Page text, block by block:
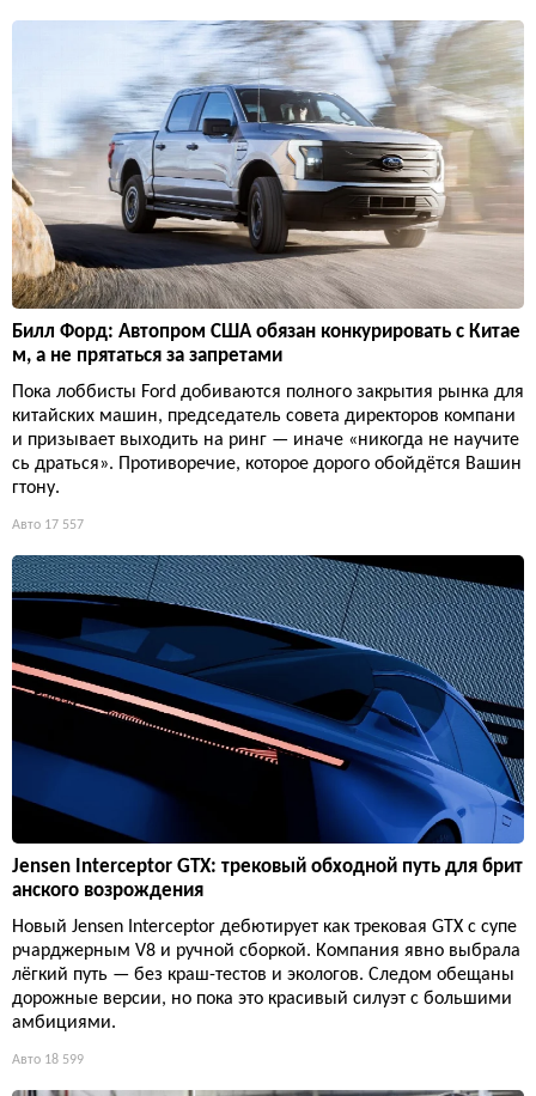
Билл Форд: Автопром США обязан конкурировать с Китае
м, а не прятаться за запретами
Пока лоббисты Ford добиваются полного закрытия рынка для
китайских машин, председатель совета директоров компани
и призывает выходить на ринг — иначе «никогда не научите
сь драться». Противоречие, которое дорого обойдётся Вашин
гтону.
Авто 17 557
Jensen Interceptor GTX: трековый обходной путь для брит
анского возрождения
Новый Jensen Interceptor дебютирует как трековая GTX с супе
рчарджерным V8 и ручной сборкой. Компания явно выбрала
лёгкий путь — без краш-тестов и экологов. Следом обещаны
дорожные версии, но пока это красивый силуэт с большими
амбициями.
Авто 18 599